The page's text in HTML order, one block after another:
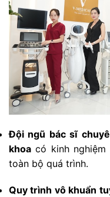
Đội ngũ bác sĩ
khoa có kinh
toàn bộ quá trình.
Quy trình vô khuẩn